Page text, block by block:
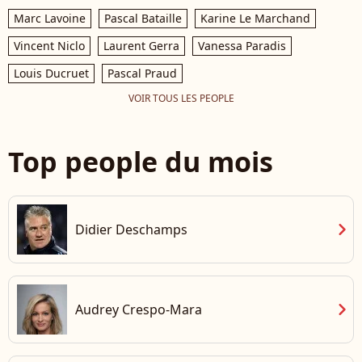
Marc Lavoine Pascal Bataille
Karine Le Marchand
Vincent Niclo
Laurent Gerra
Vanessa Paradis
Louis Ducruet
Pascal Praud
VOIR TOUS LES PEOPLE
Top people du mois
Didier Deschamps chevron_right
Audrey Crespo-Mara chevron_right